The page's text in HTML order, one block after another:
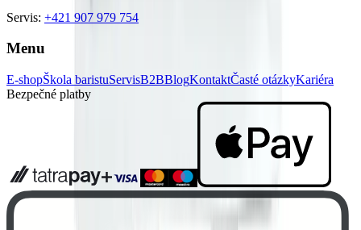
Servis: +421 907 979 754
Menu
E-shopŠkola baristuServisB2BBlogKontaktČasté otázkyKariéra
Bezpečné platby